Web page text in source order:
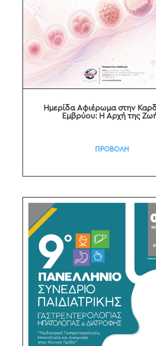
Ημερίδα Αφιέρωμα στην
Εμβρύου: Η Αρχή της
ΠΡΟΒΟΛΗ